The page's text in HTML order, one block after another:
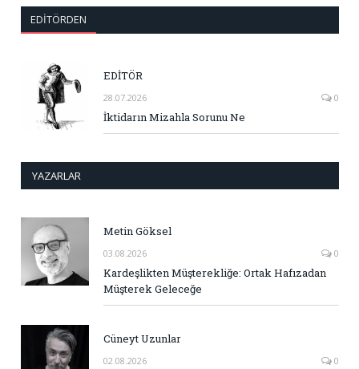
EDITÖRDEN
EDİTÖR
28.07.2026 0
İktidarın Mizahla Sorunu Ne
YAZARLAR
Metin Göksel
03.08.2026 0
Kardeşlikten Müşterekliğe: Ortak Hafızadan
Müşterek Geleceğe
Cüneyt Uzunlar
02.08.2026 0